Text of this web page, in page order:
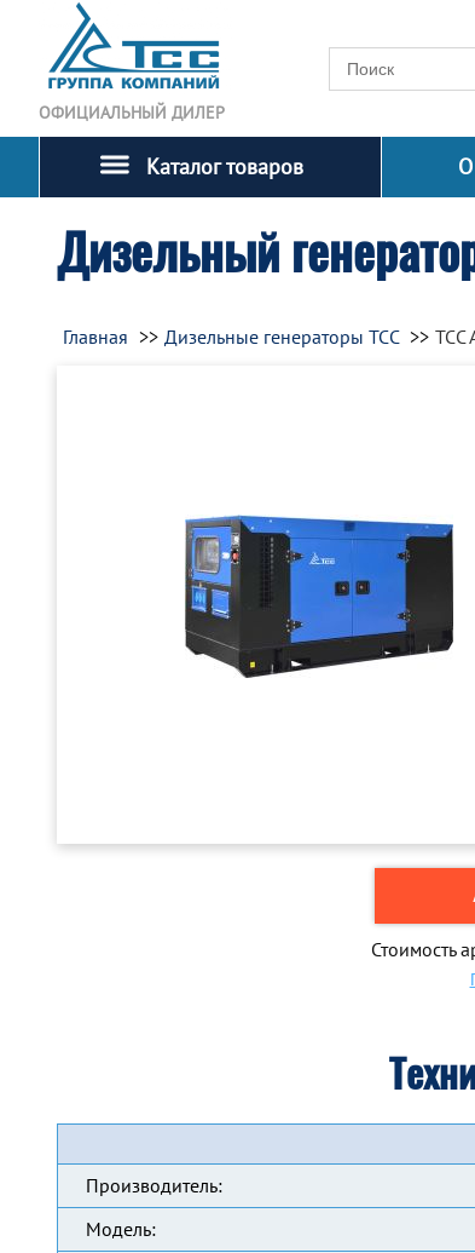
ОФИЦИАЛЬНЫЙ ДИЛЕР
Каталог товаров
Дизельный
Главная Дизельные генераторы ТСС ТСС
Стоимость
Производитель:
Модель: